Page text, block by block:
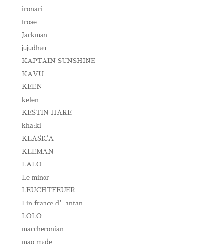
ironari
irose
Jackman
jujudhau
KAPTAIN SUNSHINE
KAVU
KEEN
kelen
KESTIN HARE
kha:ki
KLASICA
KLEMAN
LALO
Le minor
LEUCHTFEUER
Lin france d’antan
LOLO
maccheronian
mao made